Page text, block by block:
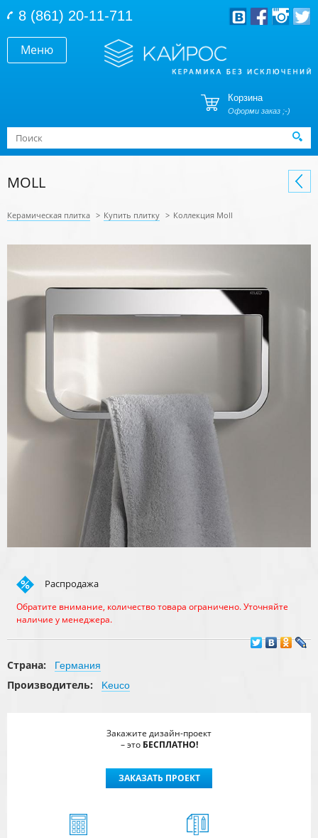
Меню
8 (861) 20-11-711
Корзина
Оформи заказ ;-)
Форма поиска
Поиск
MOLL
Керамическая плитка > Купить плитку > Коллекция Moll
Распродажа
Обратите внимание, количество товара ограничено. Уточняйте
наличие у менеджера.
Страна: Германия
Производитель: Keuco
Закажите дизайн-проект
– это БЕСПЛАТНО!
ЗАКАЗАТЬ ПРОЕКТ